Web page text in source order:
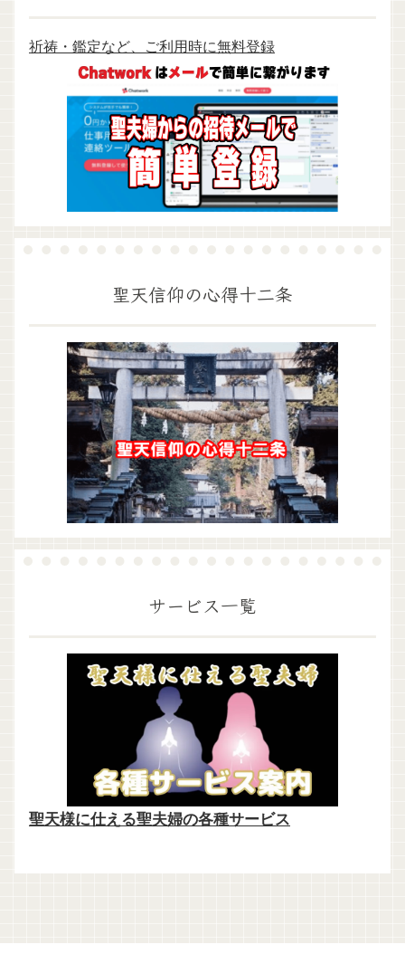
祈祷・鑑定など、ご利用時に無料登録
聖天信仰の心得十二条
サービス一覧
聖天様に仕える聖夫婦の各種サービス